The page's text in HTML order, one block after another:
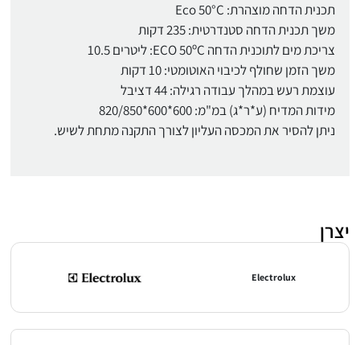
תכנית הדחה מוצהרת: Eco 50°C
משך תכנית הדחה סטנדרטית: 235 דקות
צריכת מים לתוכנית הדחה ECO 50ºC: ליטרים 10.5
משך הזמן שחולף לכיבוי האוטומטי: 10 דקות
עוצמת רעש במהלך עבודה רגילה: 44 דציבל
מידות המדיח (ע*ר*ג) במ"מ: 600*600*820/850
ניתן להסיר את המכסה העליון לצורך התקנה מתחת לשיש.
יצרן
Electrolux